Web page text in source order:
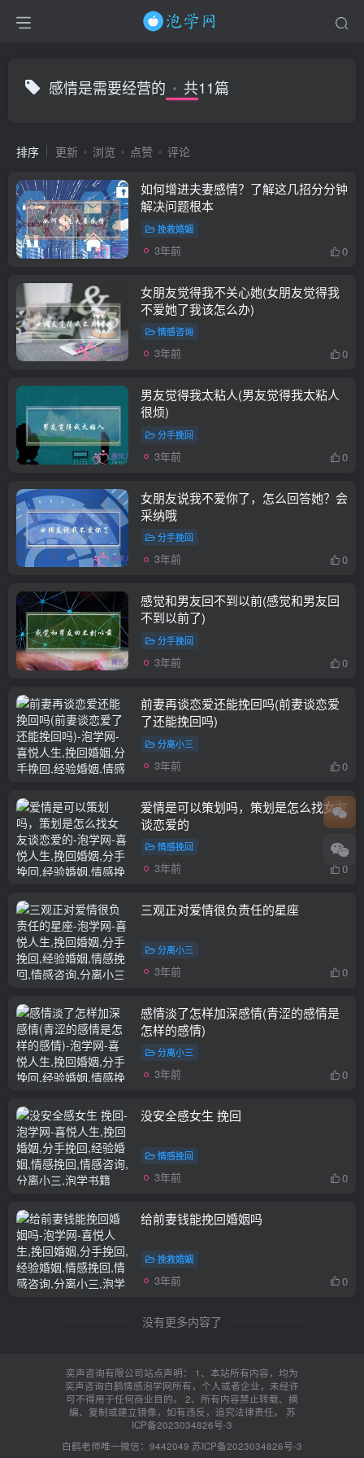
感情是需要经营的 共11篇
排序 更新 浏览 点赞 评论
如何增进夫妻感情？了解这几招分分钟
解决问题根本
挽救婚姻
3年前 0
女朋友觉得我不关心她(女朋友觉得我
不爱她了我该怎么办)
情感咨询
3年前 0
男友觉得我太粘人(男友觉得我太粘人
很烦)
分手挽回
3年前 0
女朋友说我不爱你了，怎么回答她？会
采纳哦
分手挽回
3年前 0
感觉和男友回不到以前(感觉和男友回
不到以前了)
分手挽回
3年前 0
前妻再谈恋爱还能挽回吗(前妻谈恋爱
了还能挽回吗)
分离小三
3年前 0
爱情是可以策划吗，策划是怎么找女友
谈恋爱的
情感挽回
3年前 0
三观正对爱情很负责任的星座
分离小三
3年前 0
感情淡了怎样加深感情(青涩的感情是
怎样的感情)
分离小三
3年前 0
没安全感女生 挽回
情感挽回
3年前 0
给前妻钱能挽回婚姻吗
挽救婚姻
3年前 0
没有更多内容了
奕声咨询有限公司站点声明： 1、本站所有内容，均为
奕声咨询白鹤情感泡学网所有，个人或者企业，未经许
可不得用于任何商业目的。 2、所有内容禁止转载、摘
编、复制或建立镜像，如有违反，追究法律责任。 苏
ICP备2023034826号-3
白鹤老师唯一微信：9442049 苏ICP备2023034826号-3